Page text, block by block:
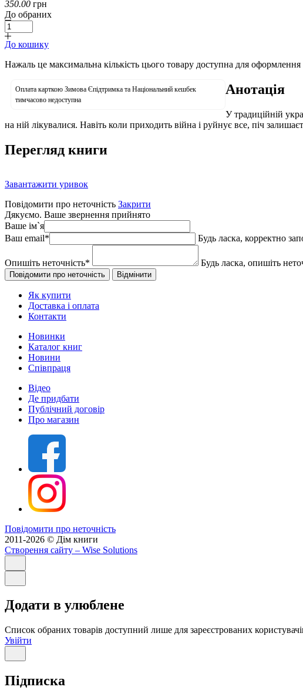
350.00 грн
До обраних
До кошику
Нажаль це максимальна кількість цього товару доступна для оформлення
Оплата карткою Зимова Єпідтримка та Національний кешбек
тимчасово недоступна
Анотація
У традиційній
на ній лікувалися. Навіть коли приходить війна і руйнує все, піч
Перегляд книги
Завантажити уривок
Повідомити про неточність Закрити
Дякуємо. Ваше звернення прийнято
Ваше ім`я
Ваш email* Будь ласка, корректно
Опишіть неточність* Будь ласка, опишіть
Як купити
Доставка і оплата
Контакти
Новинки
Каталог книг
Новини
Співпраця
Відео
Де придбати
Публічний договір
Про магазин
Повідомити про неточність
2011-2026 © Дім книги
Створення сайту – Wise Solutions
Додати в улюблене
Список обраних товарів доступний лише для зареєстрованих
Увійти
Підписка